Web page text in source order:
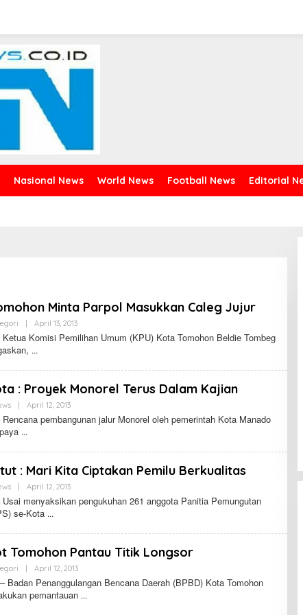
Nasional News World News Football News Editorial
Minta Parpol Masukkan Caleg Jujur
April 13, 2013O
L
E
Ketua Komisi Pemilihan Umum (KPU) Kota Tomohon Beldie Tombeg
: Proyek Monorel Terus Dalam Kajian
April 12, 2013O
E
Rencana pembangunan jalur Monorel oleh pemerintah Kota Manado
: Mari Kita Ciptakan Pemilu Berkualitas
April 12, 2013O
E
Usai menyaksikan pengukuhan 261 anggota Panitia Pemungutan
se-Kota
Tomohon Pantau Titik Longsor
April 12, 2013O
E
H
Badan Penanggulangan Bencana Daerah (BPBD) Kota Tomohon
pemantauan